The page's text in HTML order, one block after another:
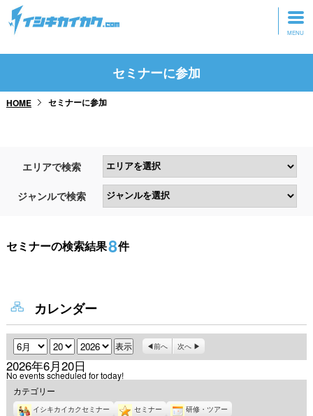
トップページ
研修・ツアーに参加
セミナーに参加
HOME セミナーに参加
エリアで検索
ジャンルで検索
セミナーの検索結果8件
カレンダー
月 日 年 前へ 次へ
2026年6月20日
No events scheduled for today!
カテゴリー
イシキカイカクセミナー セミナー 研修・ツアー